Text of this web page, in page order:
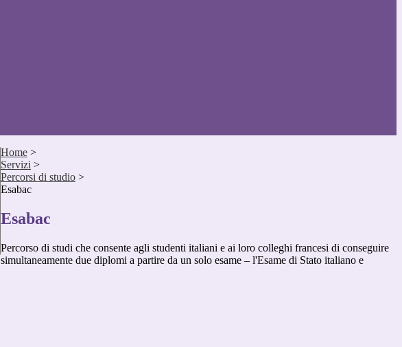
Home >
Servizi >
Percorsi di studio >
Esabac
Esabac
Percorso di studi che consente agli studenti italiani e ai loro colleghi francesi di conseguire
simultaneamente due diplomi a partire da un solo esame – l'Esame di Stato italiano e